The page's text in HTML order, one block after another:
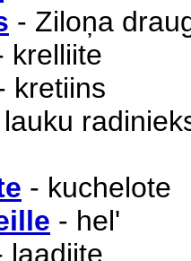
- Ziloņa
krelliite
kretiins
- kuchelote
- hel'
laadiite